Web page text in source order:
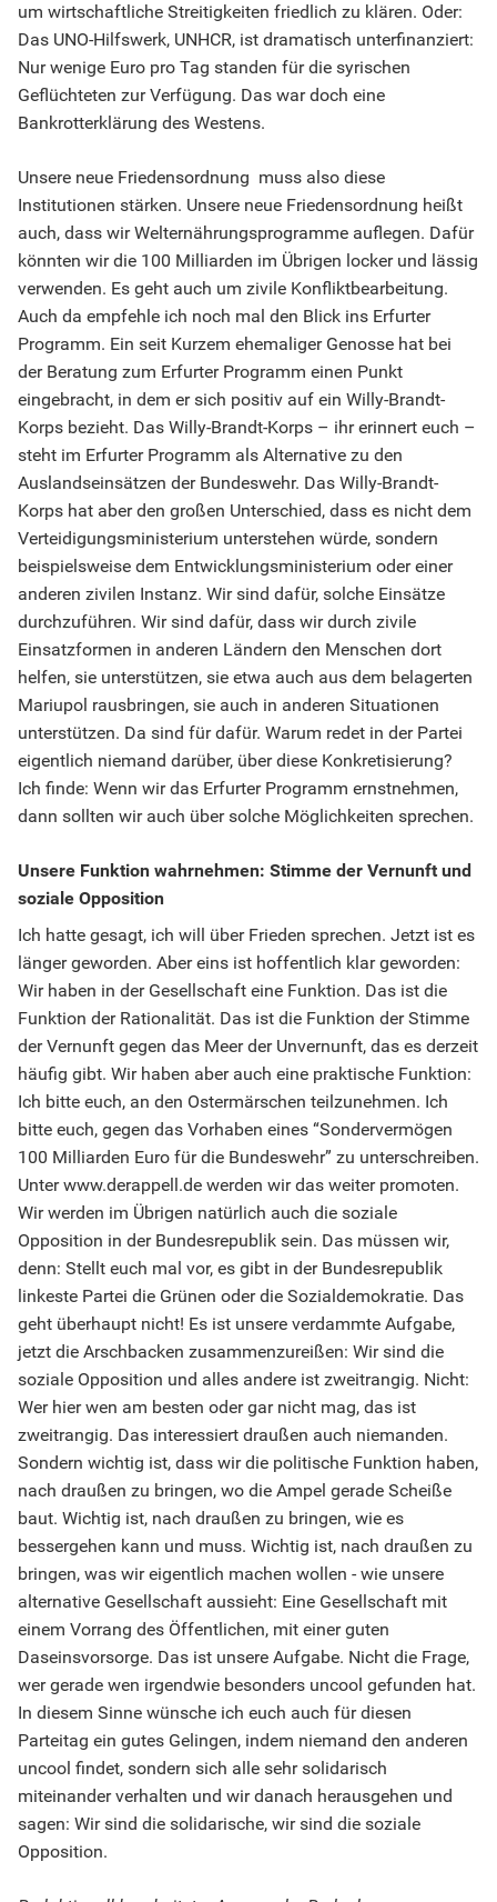
um wirtschaftliche Streitigkeiten friedlich zu klären. Oder:
Das UNO-Hilfswerk, UNHCR, ist dramatisch unterfinanziert:
Nur wenige Euro pro Tag standen für die syrischen
Geflüchteten zur Verfügung. Das war doch eine
Bankrotterklärung des Westens.
Unsere neue Friedensordnung muss also diese
Institutionen stärken. Unsere neue Friedensordnung heißt
auch, dass wir Welternährungsprogramme auflegen. Dafür
könnten wir die 100 Milliarden im Übrigen locker und lässig
verwenden. Es geht auch um zivile Konfliktbearbeitung.
Auch da empfehle ich noch mal den Blick ins Erfurter
Programm. Ein seit Kurzem ehemaliger Genosse hat bei
der Beratung zum Erfurter Programm einen Punkt
eingebracht, in dem er sich positiv auf ein Willy-Brandt-
Korps bezieht. Das Willy-Brandt-Korps – ihr erinnert euch –
steht im Erfurter Programm als Alternative zu den
Auslandseinsätzen der Bundeswehr. Das Willy-Brandt-
Korps hat aber den großen Unterschied, dass es nicht dem
Verteidigungsministerium unterstehen würde, sondern
beispielsweise dem Entwicklungsministerium oder einer
anderen zivilen Instanz. Wir sind dafür, solche Einsätze
durchzuführen. Wir sind dafür, dass wir durch zivile
Einsatzformen in anderen Ländern den Menschen dort
helfen, sie unterstützen, sie etwa auch aus dem belagerten
Mariupol rausbringen, sie auch in anderen Situationen
unterstützen. Da sind für dafür. Warum redet in der Partei
eigentlich niemand darüber, über diese Konkretisierung?
Ich finde: Wenn wir das Erfurter Programm ernstnehmen,
dann sollten wir auch über solche Möglichkeiten sprechen.
Unsere Funktion wahrnehmen: Stimme der Vernunft und
soziale Opposition
Ich hatte gesagt, ich will über Frieden sprechen. Jetzt ist es
länger geworden. Aber eins ist hoffentlich klar geworden:
Wir haben in der Gesellschaft eine Funktion. Das ist die
Funktion der Rationalität. Das ist die Funktion der Stimme
der Vernunft gegen das Meer der Unvernunft, das es derzeit
häufig gibt. Wir haben aber auch eine praktische Funktion:
Ich bitte euch, an den Ostermärschen teilzunehmen. Ich
bitte euch, gegen das Vorhaben eines “Sondervermögen
100 Milliarden Euro für die Bundeswehr” zu unterschreiben.
Unter www.derappell.de werden wir das weiter promoten.
Wir werden im Übrigen natürlich auch die soziale
Opposition in der Bundesrepublik sein. Das müssen wir,
denn: Stellt euch mal vor, es gibt in der Bundesrepublik
linkeste Partei die Grünen oder die Sozialdemokratie. Das
geht überhaupt nicht! Es ist unsere verdammte Aufgabe,
jetzt die Arschbacken zusammenzureißen: Wir sind die
soziale Opposition und alles andere ist zweitrangig. Nicht:
Wer hier wen am besten oder gar nicht mag, das ist
zweitrangig. Das interessiert draußen auch niemanden.
Sondern wichtig ist, dass wir die politische Funktion haben,
nach draußen zu bringen, wo die Ampel gerade Scheiße
baut. Wichtig ist, nach draußen zu bringen, wie es
bessergehen kann und muss. Wichtig ist, nach draußen zu
bringen, was wir eigentlich machen wollen - wie unsere
alternative Gesellschaft aussieht: Eine Gesellschaft mit
einem Vorrang des Öffentlichen, mit einer guten
Daseinsvorsorge. Das ist unsere Aufgabe. Nicht die Frage,
wer gerade wen irgendwie besonders uncool gefunden hat.
In diesem Sinne wünsche ich euch auch für diesen
Parteitag ein gutes Gelingen, indem niemand den anderen
uncool findet, sondern sich alle sehr solidarisch
miteinander verhalten und wir danach herausgehen und
sagen: Wir sind die solidarische, wir sind die soziale
Opposition.